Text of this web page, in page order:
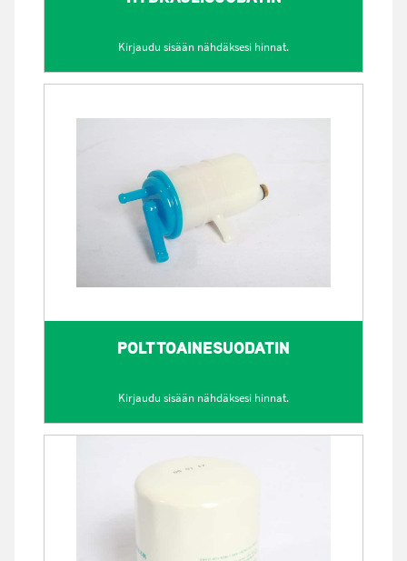
Kirjaudu sisään nähdäksesi hinnat.
POLTTOAINESUODATIN
Kirjaudu sisään nähdäksesi hinnat.